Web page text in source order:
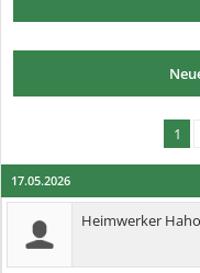
1
17.05.2026
Heimwerker Haho